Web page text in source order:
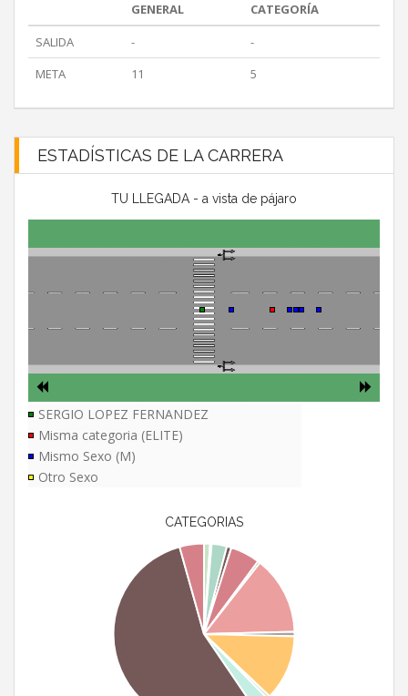
GENERAL
CATEGORÍA
SALIDA
-
-
META
11 5
ESTADÍSTICAS DE LA CARRERA
TU LLEGADA - a vista de pájaro
SERGIO LOPEZ FERNANDEZ
Misma categoria (ELITE)
Mismo Sexo (M)
Otro Sexo
CATEGORIAS